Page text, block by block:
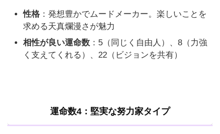
性格 ：発想豊かでムードメーカー。楽しいことを
求める天真爛漫さが魅力
相性が良い運命数 ：5（同じく自由人）、8（力強
く支えてくれる）、22（ビジョンを共有）
運命数4：堅実な努力家タイプ